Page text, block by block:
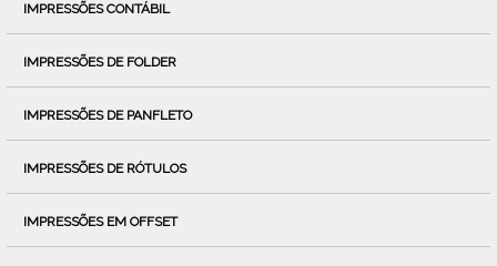
IMPRESSÕES CONTÁBIL
IMPRESSÕES DE FOLDER
IMPRESSÕES DE PANFLETO
IMPRESSÕES DE RÓTULOS
IMPRESSÕES EM OFFSET